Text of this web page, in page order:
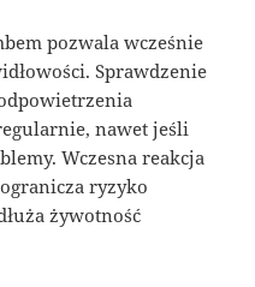
pozwala wcześnie
Sprawdzenie
nawet jeśli
Wczesna reakcja
ryzyko
żywotność